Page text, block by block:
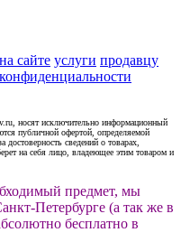
сайте услуги продавцу
носят исключительно информационный
публичной офертой, определяемой
сведений о товарах,
на себя лицо, владеющее этим товаром и
предмет, мы
Петербурге (а так же в
бесплатно в